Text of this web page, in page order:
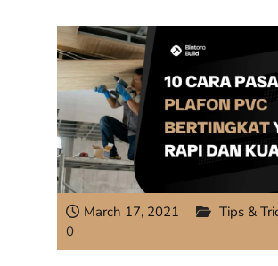
March 17, 2021
Tips &
0